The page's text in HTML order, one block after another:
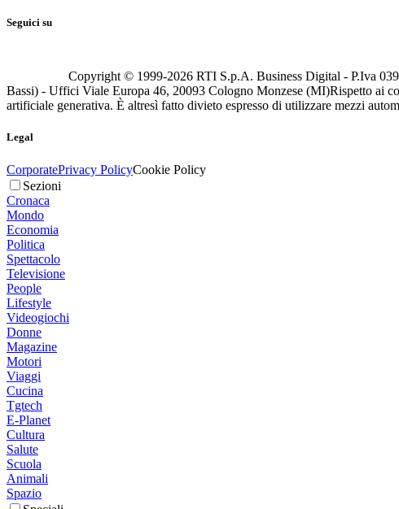
Seguici su
Copyright © 1999-2026 RTI S.p.A. Business Digital - P.Iva
Bassi) - Uffici Viale Europa 46, 20093 Cologno Monzese (MI)Rispetto ai
artificiale generativa. È altresì fatto divieto espresso di utilizzare mezzi
Legal
CorporatePrivacy PolicyCookie Policy
Sezioni
Cronaca
Mondo
Economia
Politica
Spettacolo
Televisione
People
Lifestyle
Videogiochi
Donne
Magazine
Motori
Viaggi
Cucina
Tgtech
E-Planet
Cultura
Salute
Scuola
Animali
Spazio